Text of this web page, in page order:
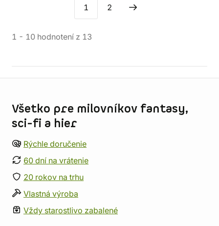
1 2
1 - 10 hodnotení z 13
Všetko pre milovníkov fantasy,
sci-fi a hier
Rýchle doručenie
60 dní na vrátenie
20 rokov na trhu
Vlastná výroba
Vždy starostlivo zabalené